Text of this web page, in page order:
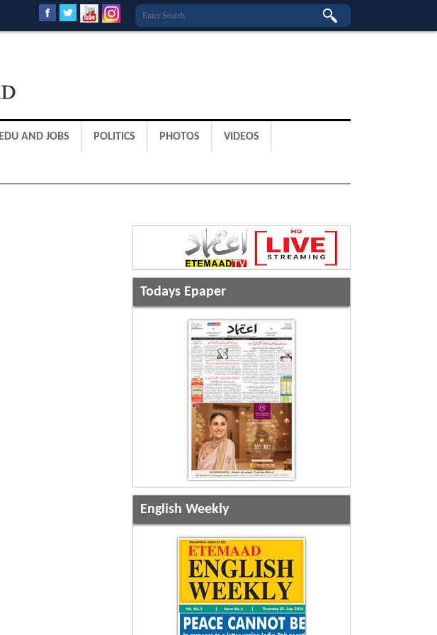
EDU AND JOBS POLITICS PHOTOS VIDEOS
Todays Epaper
English Weekly